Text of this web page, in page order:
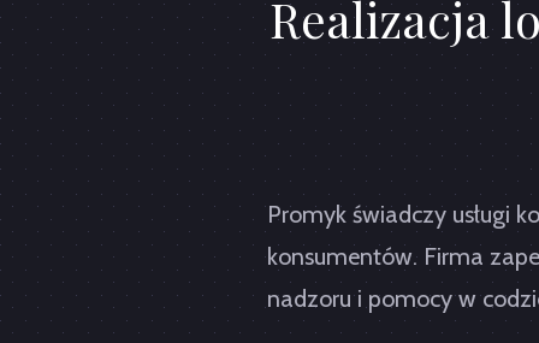
Realizacja
Promyk świadczy usługi
konsumentów. Firma
nadzoru i pomocy w